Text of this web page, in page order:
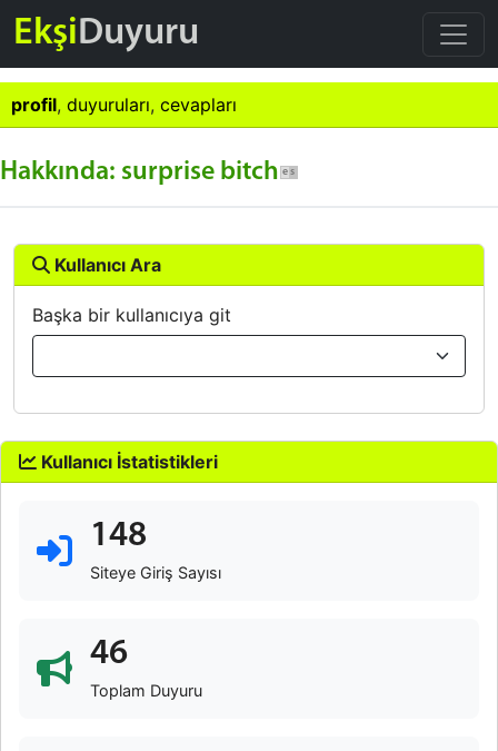
EkşiDuyuru
profil, duyuruları, cevapları
Hakkında: surprise bitch
Kullanıcı Ara
Başka bir kullanıcıya git
Kullanıcı İstatistikleri
148
Siteye Giriş Sayısı
46
Toplam Duyuru